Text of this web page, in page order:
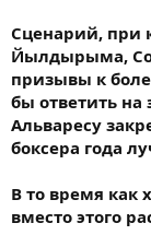
Сценарий, при
Йылдырыма,
призывы к
бы ответить на
Альваресу
боксера года
В то время как
вместо этого